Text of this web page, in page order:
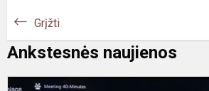
Grįžti
Ankstesnės naujienos